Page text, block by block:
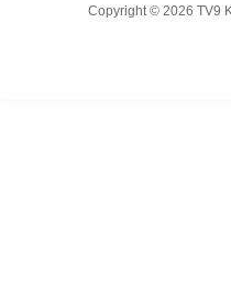
Copyright © 2026 TV9